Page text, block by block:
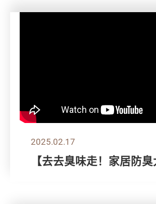
2025.02.17
【去去臭味走！家居防臭